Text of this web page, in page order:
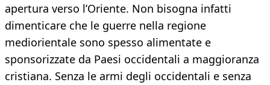
apertura verso l’Oriente. Non bisogna infatti
dimenticare che le guerre nella regione
mediorientale sono spesso alimentate e
sponsorizzate da Paesi occidentali a maggioranza
cristiana. Senza le armi degli occidentali e senza